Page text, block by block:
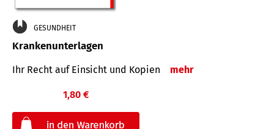
GESUNDHEIT
Krankenunterlagen
Ihr Recht auf Einsicht und Kopien mehr
1,80 €